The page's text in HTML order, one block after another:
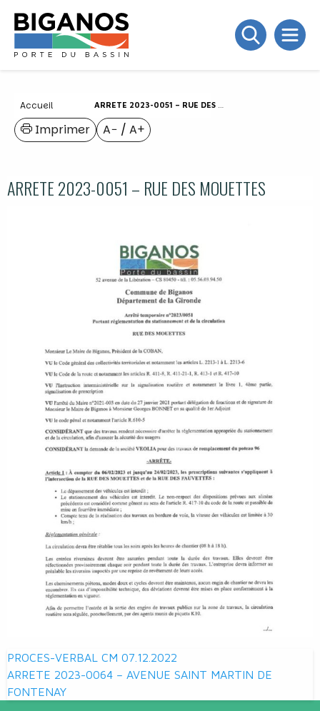
Accueil ARRETE 2023-0051 – RUE DES MOUETTES
A− / A+
Imprimer
ARRETE 2023-0051 – RUE DES MOUETTES
Navigation
de
l’article
PROCES-VERBAL CM 07.12.2022
ARRETE 2023-0064 – AVENUE SAINT MARTIN DE
FONTENAY